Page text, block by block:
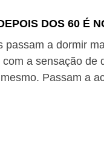
DOS 60 É
passam a dormir
a sensação de
Passam a